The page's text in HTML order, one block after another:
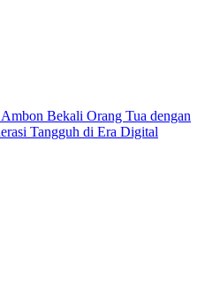
Bekali Orang Tua dengan
Tangguh di Era Digital